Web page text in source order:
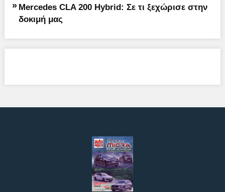
» Mercedes CLA 200 Hybrid: Σε τι ξεχώρισε στην
δοκιμή μας